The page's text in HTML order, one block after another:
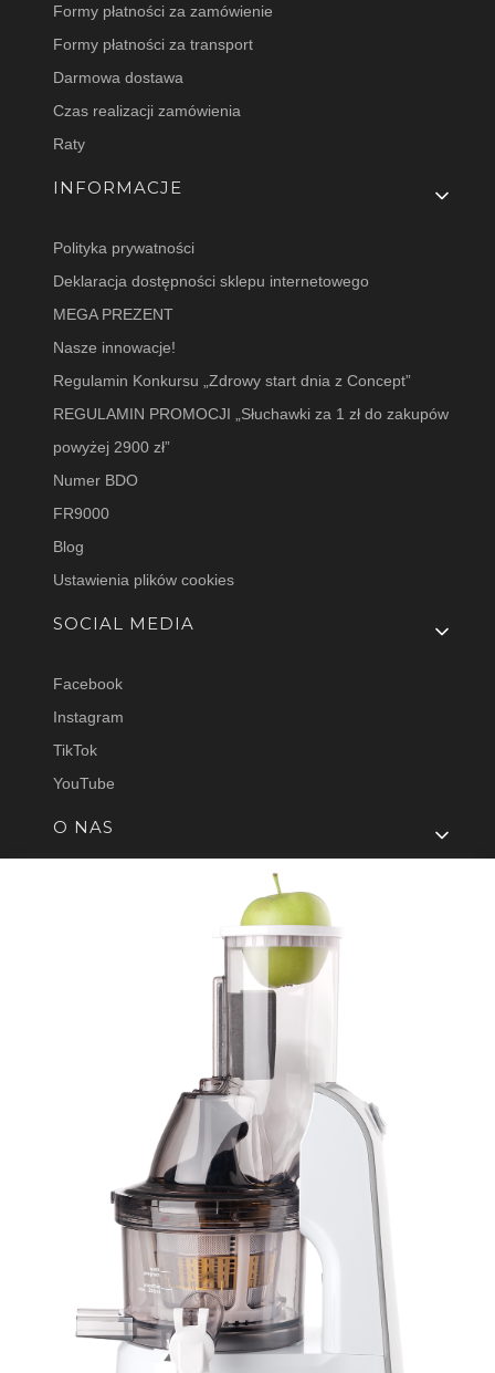
Formy płatności za zamówienie
Formy płatności za transport
Darmowa dostawa
Czas realizacji zamówienia
Raty
INFORMACJE
Polityka prywatności
Deklaracja dostępności sklepu internetowego
MEGA PREZENT
Nasze innowacje!
Regulamin Konkursu „Zdrowy start dnia z Concept”
REGULAMIN PROMOCJI „Słuchawki za 1 zł do zakupów
powyżej 2900 zł”
Numer BDO
FR9000
Blog
Ustawienia plików cookies
SOCIAL MEDIA
Facebook
Instagram
TikTok
YouTube
O NAS
CONCEPT POLSKA Sp. z o.o
ul. Ostrowskiego 30
53-238 Wrocław, Polska
info@conceptpolska.pl
Sklep internetowy